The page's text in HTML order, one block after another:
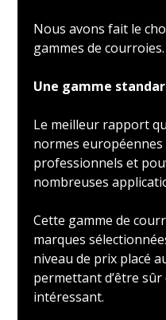
Nous avons fait le
gammes de courroies.
Une gamme
Le meilleur rapport
normes
professionnels et
nombreuses
Cette gamme de
marques
niveau de prix placé
permettant d’être sûr
intéressant.